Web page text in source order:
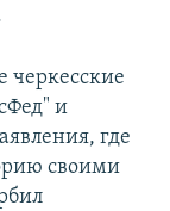
черкесские
и
где
своими